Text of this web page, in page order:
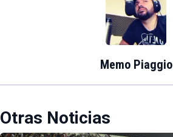
Memo Piaggio
Otras Noticias